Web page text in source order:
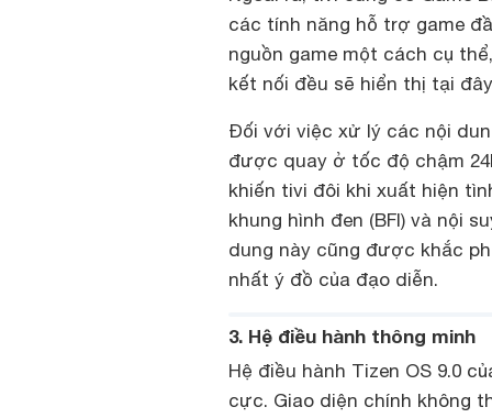
các tính năng hỗ trợ game
nguồn game một cách cụ
kết nối đều sẽ hiển thị tại
Đối với việc xử lý các nội
được quay ở tốc độ chậm
khiến tivi đôi khi xuất hiện
khung hình đen (BFI) và nội
dung này cũng được khắc
nhất ý đồ của đạo diễn.
3. Hệ điều hành thông minh
Hệ điều hành Tizen OS 9.0
cực. Giao diện chính không